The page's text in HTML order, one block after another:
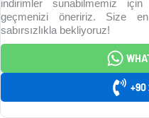
indirimler sunabilmemiz
geçmenizi öneririz. Size
sabırsızlıkla bekliyoruz!
+90